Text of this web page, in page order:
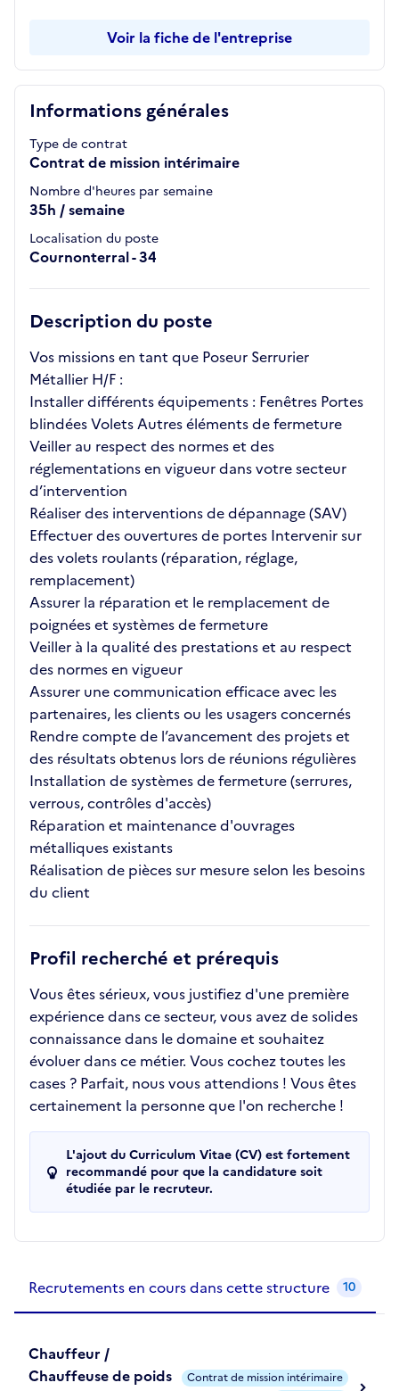
Informations générales
Type de contrat
Contrat de mission intérimaire
Nombre d'heures par semaine
35h / semaine
Localisation du poste
Cournonterral - 34
Description du poste
Vos missions en tant que Poseur Serrurier
Métallier H/F :
Installer différents équipements : Fenêtres Portes
blindées Volets Autres éléments de fermeture
Veiller au respect des normes et des
réglementations en vigueur dans votre secteur
d’intervention
Réaliser des interventions de dépannage (SAV)
Effectuer des ouvertures de portes Intervenir sur
des volets roulants (réparation, réglage,
remplacement)
Assurer la réparation et le remplacement de
poignées et systèmes de fermeture
Veiller à la qualité des prestations et au respect
des normes en vigueur
Assurer une communication efficace avec les
partenaires, les clients ou les usagers concernés
Rendre compte de l’avancement des projets et
des résultats obtenus lors de réunions régulières
Installation de systèmes de fermeture (serrures,
verrous, contrôles d'accès)
Réparation et maintenance d'ouvrages
métalliques existants
Réalisation de pièces sur mesure selon les besoins
du client
Profil recherché et prérequis
Vous êtes sérieux, vous justifiez d'une première
expérience dans ce secteur, vous avez de solides
connaissance dans le domaine et souhaitez
évoluer dans ce métier. Vous cochez toutes les
cases ? Parfait, nous vous attendions ! Vous êtes
certainement la personne que l'on recherche !
L'ajout du Curriculum Vitae (CV) est fortement
recommandé pour que la candidature soit
étudiée par le recruteur.
Voir la fiche de l'entreprise
Recrutements en cours dans cette structure 10
Chauffeur /
Chauffeuse de poids
Contrat de mission intérimaire